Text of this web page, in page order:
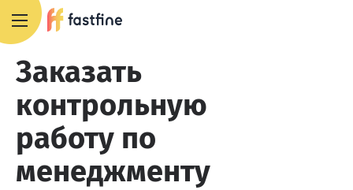
Заказать
контрольную
работу по
менеджменту